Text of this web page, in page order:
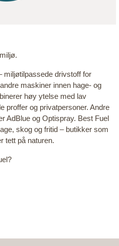
miljøtilpassede drivstoff for
maskiner innen hage- og
høy ytelse med lav
proffer og privatpersoner. Andre
AdBlue og Optispray. Best Fuel
skog og fritid – butikker som
tett på naturen.